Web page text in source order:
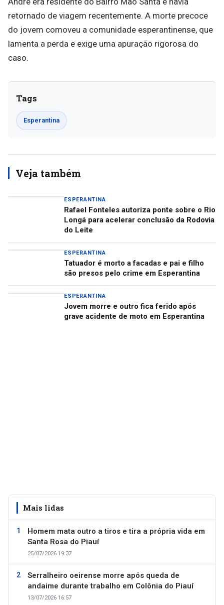
retornado de viagem recentemente. A morte precoce
do jovem comoveu a comunidade esperantinense, que
lamenta a perda e exige uma apuração rigorosa do
caso.
Tags
Esperantina
Veja também
ESPERANTINA
Rafael Fonteles autoriza ponte sobre o Rio
Longá para acelerar conclusão da Rodovia
do Leite
ESPERANTINA
Tatuador é morto a facadas e pai e filho
são presos pelo crime em Esperantina
ESPERANTINA
Jovem morre e outro fica ferido após
grave acidente de moto em Esperantina
Mais lidas
Homem mata outro a tiros e tira a própria vida em
Santa Rosa do Piauí
25/07/2026 19:37
Serralheiro oeirense morre após queda de
andaime durante trabalho em Colônia do Piauí
13/07/2026 16:57